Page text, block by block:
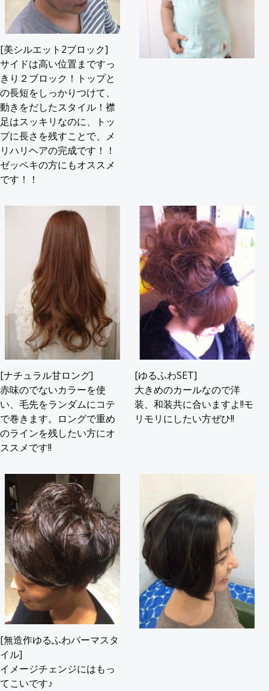
[美シルエット2ブロック]
サイドは高い位置まですっ
きり２ブロック！トップと
の長短をしっかりつけて、
動きをだしたスタイル！襟
足はスッキリなのに、トッ
プに長さを残すことで、メ
リハリヘアの完成です！！
ゼッペキの方にもオススメ
です！！
[ナチュラル甘ロング]
赤味のでないカラーを使
い、毛先をランダムにコテ
で巻きます。ロングで重め
のラインを残したい方にオ
ススメです!!
[ゆるふわSET]
大きめのカールなので洋
装、和装共に合いますよ!!モ
リモリにしたい方ぜひ!!
[無造作ゆるふわパーマスタ
イル]
イメージチェンジにはもっ
てこいです♪